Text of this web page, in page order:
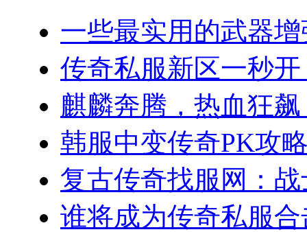
一些最实用的武器
传奇私服新区一秒开
麒麟奔腾，热血狂
韩服中变传奇PK攻
复古传奇找服网：
谁将成为传奇私服